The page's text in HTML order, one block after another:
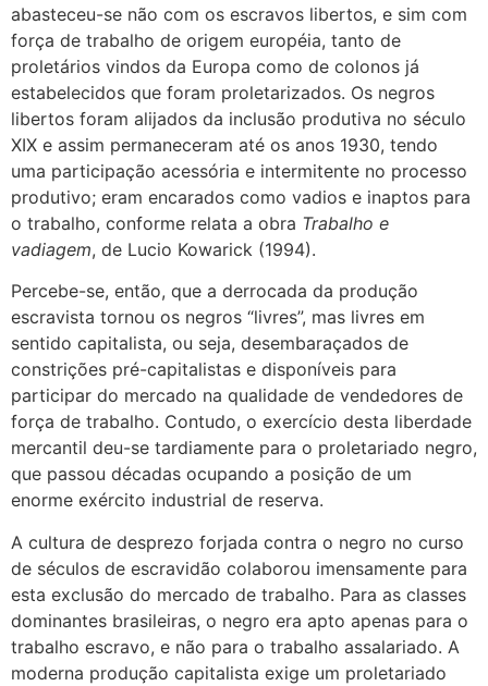
abasteceu-se não com os escravos libertos, e sim com
força de trabalho de origem européia, tanto de
proletários vindos da Europa como de colonos já
estabelecidos que foram proletarizados. Os negros
libertos foram alijados da inclusão produtiva no século
XIX e assim permaneceram até os anos 1930, tendo
uma participação acessória e intermitente no processo
produtivo; eram encarados como vadios e inaptos para
o trabalho, conforme relata a obra Trabalho e
vadiagem, de Lucio Kowarick (1994).
Percebe-se, então, que a derrocada da produção
escravista tornou os negros “livres”, mas livres em
sentido capitalista, ou seja, desembaraçados de
constrições pré-capitalistas e disponíveis para
participar do mercado na qualidade de vendedores de
força de trabalho. Contudo, o exercício desta liberdade
mercantil deu-se tardiamente para o proletariado negro,
que passou décadas ocupando a posição de um
enorme exército industrial de reserva.
A cultura de desprezo forjada contra o negro no curso
de séculos de escravidão colaborou imensamente para
esta exclusão do mercado de trabalho. Para as classes
dominantes brasileiras, o negro era apto apenas para o
trabalho escravo, e não para o trabalho assalariado. A
moderna produção capitalista exige um proletariado